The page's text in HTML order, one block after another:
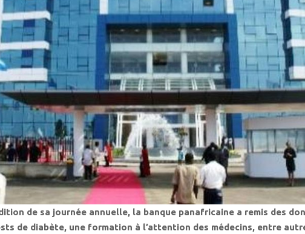
de sa journée annuelle, la banque panafricaine a remis des
de diabète, une formation à l’attention des médecins, entre